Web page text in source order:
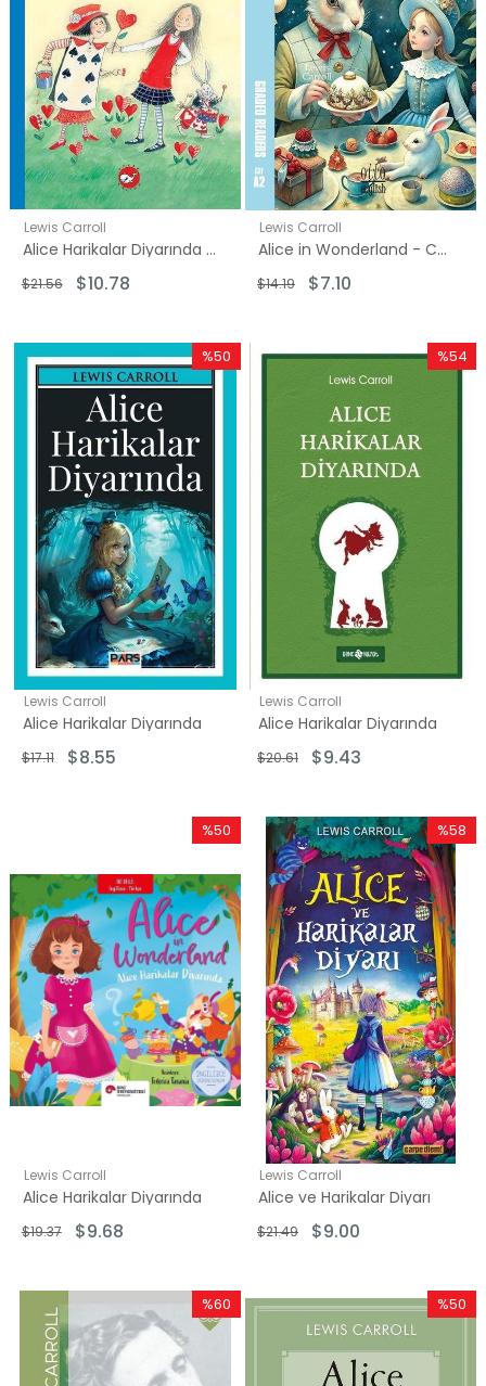
Lewis Carroll
Alice Harikalar Diyarında - Çocuk Klasikleri
$10.78
$21.56
Lewis Carroll
Alice in Wonderland - CEF A2
$7.10
$14.19
Lewis Carroll
Alice Harikalar Diyarında
$8.55
$17.11
%50
İndirim
Lewis Carroll
Alice Harikalar Diyarında
$9.43
$20.61
%54
Lewis Carroll
Alice Harikalar Diyarında
$9.68
$19.37
%50
%50İndirim
Lewis Carroll
Alice ve Harikalar Diyarı
$9.00
$21.49
%58
İndirim
%60
İndirim
%50